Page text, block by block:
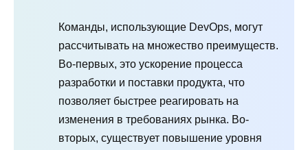
Команды, использующие DevOps, могут
рассчитывать на множество преимуществ.
Во-первых, это ускорение процесса
разработки и поставки продукта, что
позволяет быстрее реагировать на
изменения в требованиях рынка. Во-
вторых, существует повышение уровня